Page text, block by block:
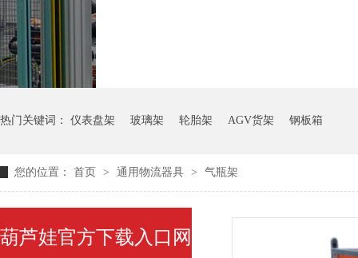
料架
热门关键词： 仪表盘架 玻璃架 轮胎架 AGV货架 钢板箱
您的位置： 首页 > 通用物流器具 > 气瓶架
葫芦娃官方下载入口网